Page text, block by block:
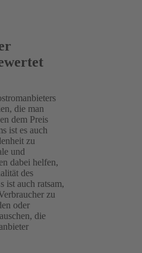
die man
dem Preis
ist es auch
zu
und
dabei helfen,
des
ist auch ratsam,
zu
oder
die